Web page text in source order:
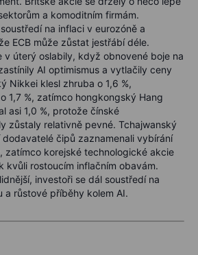
a komoditním firmám.
na inflaci v eurozóně a
ECB může zůstat jestřábí déle.
v úterý oslabily, když obnovené boje na
AI optimismus a vytlačily ceny
Nikkei klesl zhruba o 1,6 %,
1,7 %, zatímco hongkongský Hang
asi 1,0 %, protože čínské
zůstaly relativně pevné. Tchajwanský
dodavatelé čipů zaznamenali vybírání
zatímco korejské technologické akcie
kvůli rostoucím inflačním obavám.
investoři se dál soustředí na
a růstové příběhy kolem AI.